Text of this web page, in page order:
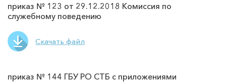
приказ № 123 от 29.12.2018 Комиссия по
служебному поведению
Скачать файл
приказ № 144 ГБУ РО СТБ с приложениями